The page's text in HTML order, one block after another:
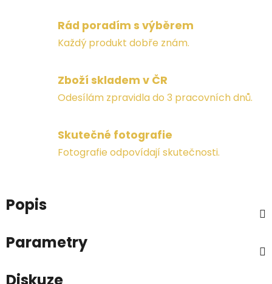
Rád poradím s výběrem
Každý produkt dobře znám.
Zboží skladem v ČR
Odesílám zpravidla do 3 pracovních dnů.
Skutečné fotografie
Fotografie odpovídají skutečnosti.
Popis
Parametry